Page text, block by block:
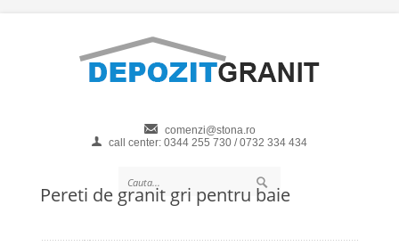
comenzi@stona.ro
call center: 0344 255 730 / 0732 334 434
Pereti de granit gri pentru baie